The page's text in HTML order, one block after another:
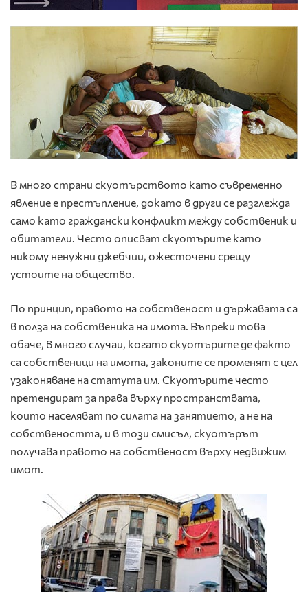
В много страни скуотърството като съвременно
явление е престъпление, докато в други се разглежда
само като граждански конфликт между собственик и
обитатели. Често описват скуотърите като
никому ненужни джебчии, ожесточени срещу
устоите на общество.
По принцип, правото на собственост и държавата са
в полза на собственика на имота. Въпреки това
обаче, в много случаи, когато скуотърите де факто
са собственици на имота, законите се променят с цел
узаконяване на статута им. Скуотърите често
претендират за права върху пространствата,
които населяват по силата на занятието, а не на
собствеността, и в този смисъл, скуотърът
получава правото на собственост върху недвижим
имот.